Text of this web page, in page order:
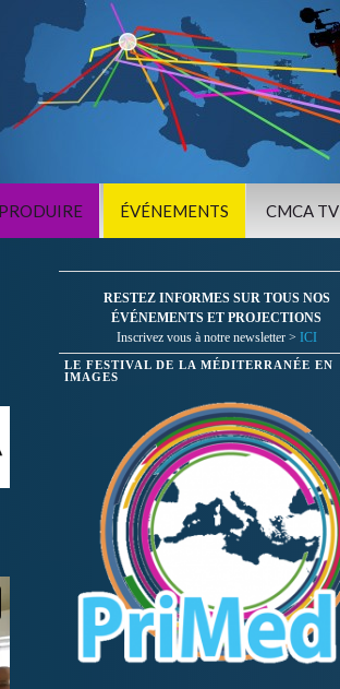
ÉVÉNEMENTS CMCA TV
RESTEZ INFORMES SUR TOUS NOS
ÉVÉNEMENTS ET PROJECTIONS
Inscrivez vous à notre newsletter > ICI
LE FESTIVAL DE LA MÉDITERRANÉE EN
IMAGES